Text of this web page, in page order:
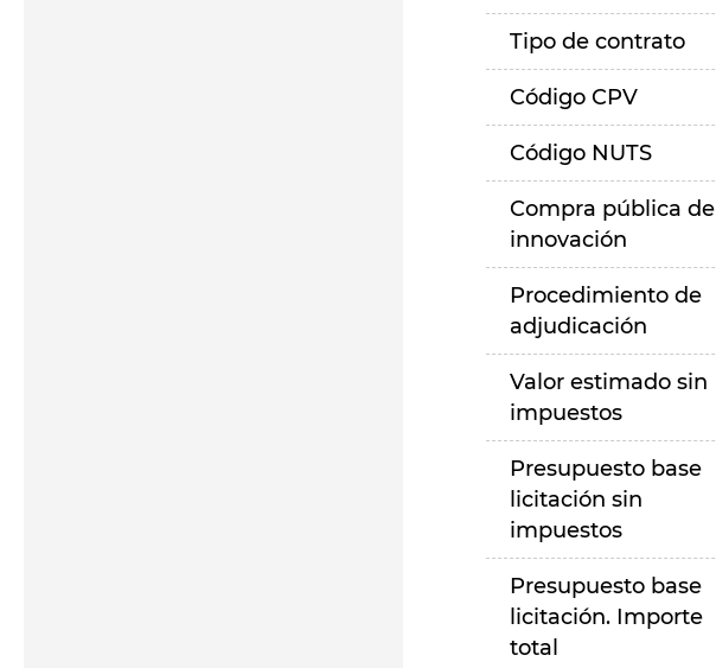
Tipo de contrato
Código CPV
Código NUTS
Compra pública de
innovación
Procedimiento de
adjudicación
Valor estimado sin
impuestos
Presupuesto base
licitación sin
impuestos
Presupuesto base
licitación. Importe
total